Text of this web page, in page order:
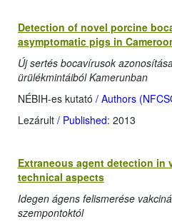
Detection of novel porcine
asymptomatic pigs in
Új sertés bocavírusok
ürülékmintáiból Kamerunban
NÉBIH-es kutató / Authors
Lezárult / Published: 2013
Extraneous agent detection in
technical aspects
Idegen ágens felismerése
szempontoktól